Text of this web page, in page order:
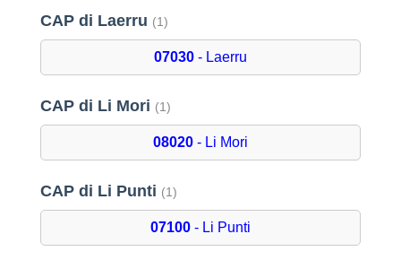
CAP di Laerru (1)
07030- Laerru
CAP di Li Mori (1)
08020- Li Mori
CAP di Li Punti (1)
07100- Li Punti